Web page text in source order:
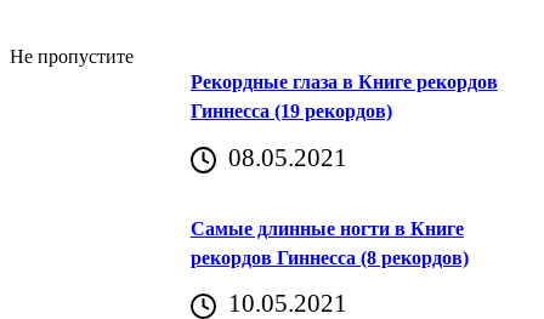
Не пропустите
Рекордные глаза в Книге рекордов
Гиннесса (19 рекордов)
08.05.2021
Самые длинные ногти в Книге
рекордов Гиннесса (8 рекордов)
10.05.2021